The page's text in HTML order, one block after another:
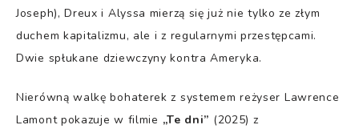
Joseph), Dreux i Alyssa mierzą się już nie tylko ze złym
duchem kapitalizmu, ale i z regularnymi przestępcami.
Dwie spłukane dziewczyny kontra Ameryka.
Nierówną walkę bohaterek z systemem reżyser Lawrence
Lamont pokazuje w filmie „Te dni” (2025) z